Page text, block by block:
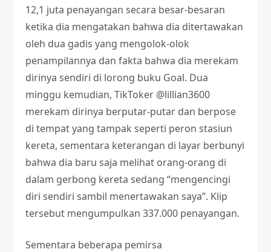
12,1 juta penayangan secara besar-besaran
ketika dia mengatakan bahwa dia ditertawakan
oleh dua gadis yang mengolok-olok
penampilannya dan fakta bahwa dia merekam
dirinya sendiri di lorong buku Goal. Dua
minggu kemudian, TikToker @lillian3600
merekam dirinya berputar-putar dan berpose
di tempat yang tampak seperti peron stasiun
kereta, sementara keterangan di layar berbunyi
bahwa dia baru saja melihat orang-orang di
dalam gerbong kereta sedang “mengencingi
diri sendiri sambil menertawakan saya”. Klip
tersebut mengumpulkan 337.000 penayangan.
Sementara beberapa pemirsa